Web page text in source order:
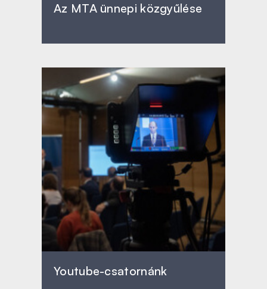
Az MTA ünnepi közgyűlése
Youtube-csatornánk